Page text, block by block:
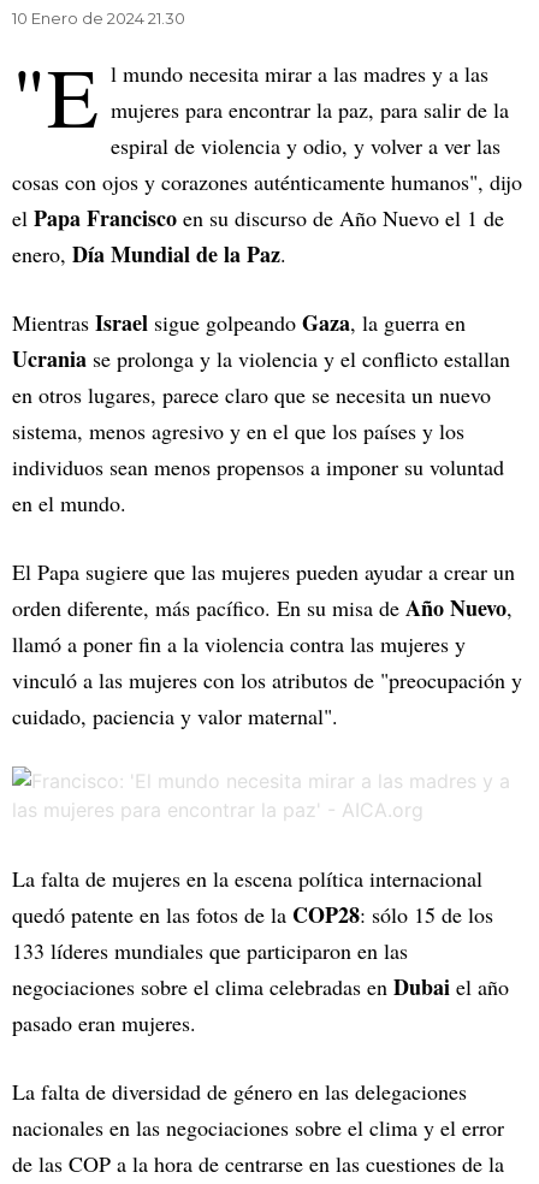
10 Enero de 2024 21.30
"E l mundo necesita mirar a las madres y a las
mujeres para encontrar la paz, para salir de la
espiral de violencia y odio, y volver a ver las
cosas con ojos y corazones auténticamente humanos", dijo
el Papa Francisco en su discurso de Año Nuevo el 1 de
enero, Día Mundial de la Paz.
Mientras Israel sigue golpeando Gaza, la guerra en
Ucrania se prolonga y la violencia y el conflicto estallan
en otros lugares, parece claro que se necesita un nuevo
sistema, menos agresivo y en el que los países y los
individuos sean menos propensos a imponer su voluntad
en el mundo.
El Papa sugiere que las mujeres pueden ayudar a crear un
orden diferente, más pacífico. En su misa de Año Nuevo,
llamó a poner fin a la violencia contra las mujeres y
vinculó a las mujeres con los atributos de "preocupación y
cuidado, paciencia y valor maternal".
La falta de mujeres en la escena política internacional
quedó patente en las fotos de la COP28: sólo 15 de los
133 líderes mundiales que participaron en las
negociaciones sobre el clima celebradas en Dubai el año
pasado eran mujeres.
La falta de diversidad de género en las delegaciones
nacionales en las negociaciones sobre el clima y el error
de las COP a la hora de centrarse en las cuestiones de la